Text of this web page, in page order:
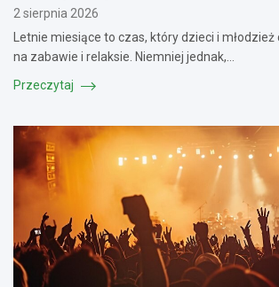
2 sierpnia 2026
Letnie miesiące to czas, który dzieci i
na zabawie i relaksie. Niemniej jednak,…
Przeczytaj